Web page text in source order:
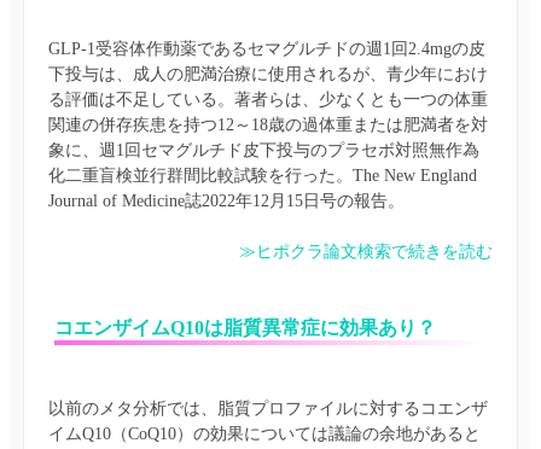
GLP-1受容体作動薬であるセマグルチドの週1回2.4mgの皮
下投与は、成人の肥満治療に使用されるが、青少年におけ
る評価は不足している。著者らは、少なくとも一つの体重
関連の併存疾患を持つ12～18歳の過体重または肥満者を対
象に、週1回セマグルチド皮下投与のプラセボ対照無作為
化二重盲検並行群間比較試験を行った。The New England
≫ヒポクラ論文検索で続きを読む
コエンザイムQ10は脂質異常症に効果あり？
以前のメタ分析では、脂質プロファイルに対するコエンザ
イムQ10（CoQ10）の効果については議論の余地があると